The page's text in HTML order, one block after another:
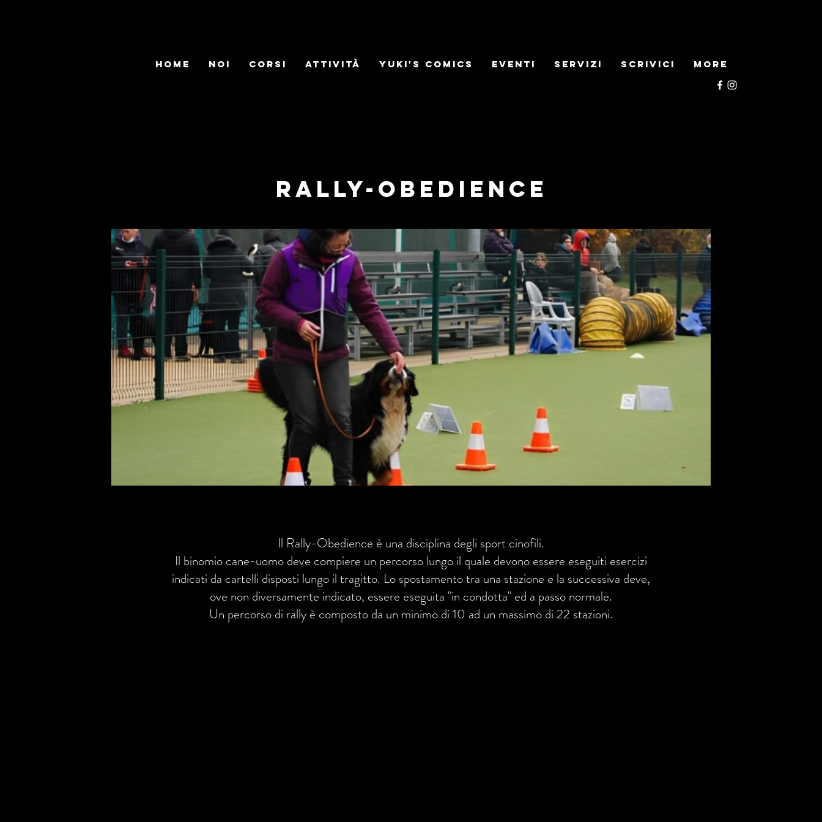
HOME noi corsi Attività Yuki's Comics Eventi Servizi Scrivici More
Rally-obedience
Il Rally-Obedience è una disciplina degli sport cinofili.
Il binomio cane-uomo deve compiere un percorso lungo il quale devono essere eseguiti esercizi
indicati da cartelli disposti lungo il tragitto. Lo spostamento tra una stazione e la successiva deve,
ove non diversamente indicato, essere eseguita "in condotta" ed a passo normale.
Un percorso di rally è composto da un minimo di 10 ad un massimo di 22 stazioni.